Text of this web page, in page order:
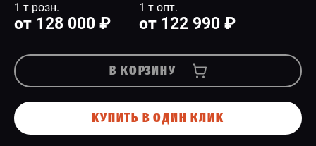
1 т розн.
от 128 000 ₽
1 т опт.
от 122 990 ₽
В КОРЗИНУ
КУПИТЬ В ОДИН КЛИК